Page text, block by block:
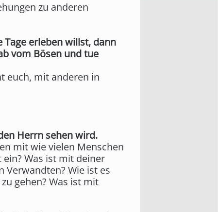
zu anderen
Tage erleben willst, dann
vom Bösen und tue
euch, mit anderen in
Herrn sehen wird.
mit wie vielen Menschen
Was ist mit deiner
Verwandten? Wie ist es
gehen? Was ist mit